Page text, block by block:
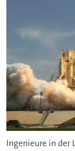
Ingenieure in der